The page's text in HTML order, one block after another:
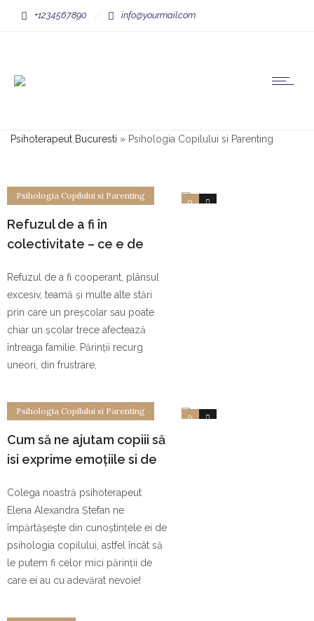
+1234567890 info@yourmail.com
Psihoterapeut Bucuresti » Psihologia Copilului si Parenting
0 0
Psihologia Copilului si Parenting
Refuzul de a fi în
colectivitate – ce e de
Refuzul de a fi cooperant, plânsul
excesiv, teamă și multe alte stări
prin care un preșcolar sau poate
chiar un școlar trece afectează
întreaga familie. Părinții recurg
uneori, din frustrare,
0 0
Psihologia Copilului si Parenting
Cum să ne ajutam copiii să
isi exprime emoțiile si de
important
Colega noastră psihoterapeut
Elena Alexandra Ștefan ne
împărtășește din cunoștințele ei de
psihologia copilului, astfel încât să
le putem fi celor mici părinții de
care ei au cu adevărat nevoie!